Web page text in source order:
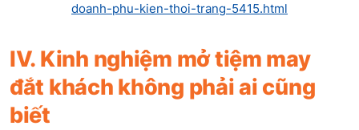
doanh-phu-kien-thoi-trang-5415.html
IV. Kinh nghiệm mở tiệm may
đắt khách không phải ai cũng
biết